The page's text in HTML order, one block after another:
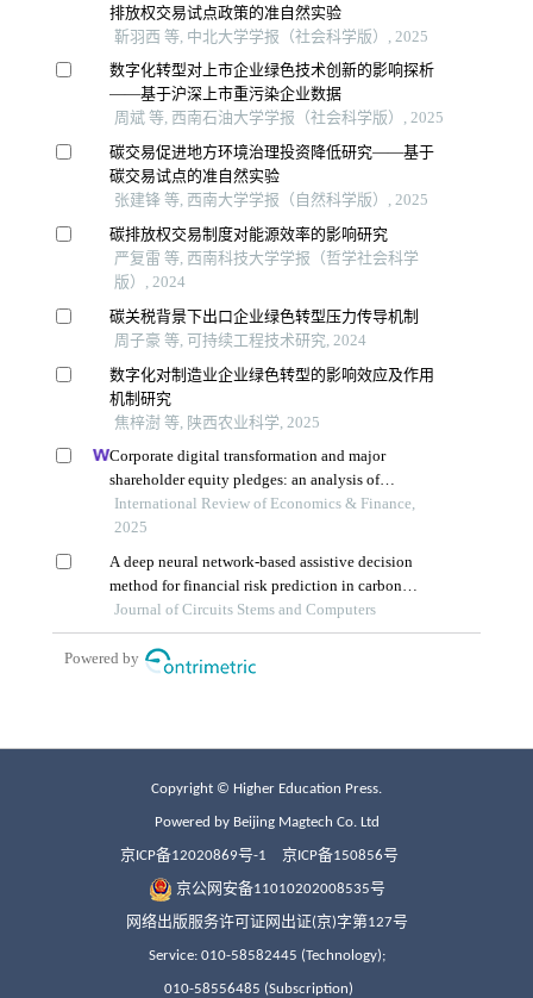
Copyright © Higher Education Press.
Powered by Beijing Magtech Co. Ltd
京ICP备12020869号-1 京ICP备150856号
京公网安备11010202008535号
网络出版服务许可证网出证(京)字第127号
Service: 010-58582445 (Technology);
010-58556485 (Subscription)